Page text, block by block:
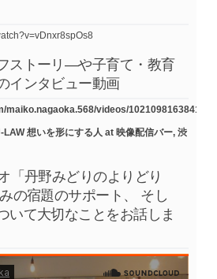
ストーリ―や子育て・教育
インタビュー動画
maiko.nagaoka.568/videos/
想いを形にする人 at 映像配信バー, 渋
「丹野みどりのよりどり
の宿題のサポート、 そし
いて大切なことをお話しま